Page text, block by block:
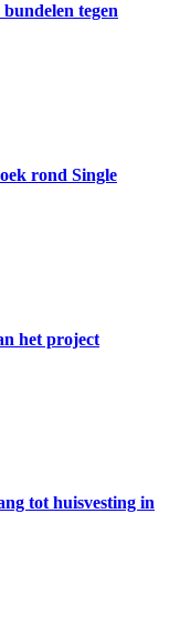
tegen
rond Single
het project
tot huisvesting in